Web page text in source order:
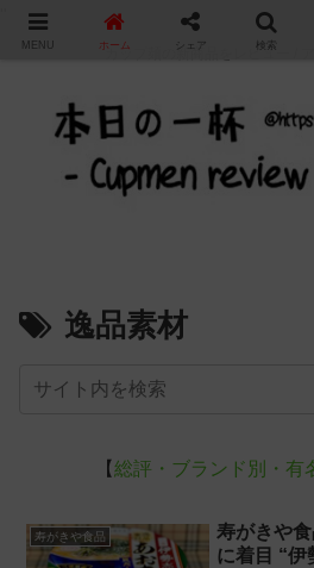
カップ麺の新商品をレビュー /
逸品素材
【総評・ブランド別・有
寿がきや食品
寿がきや
に着目 “伊
MENU ホーム シェア 検索